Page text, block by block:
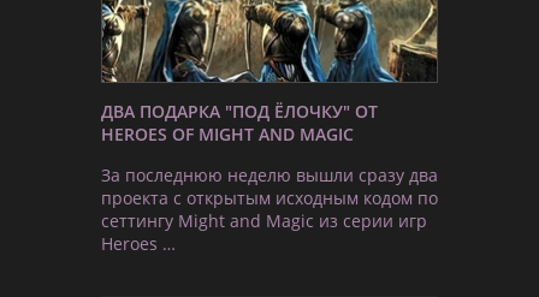
ДВА ПОДАРКА "ПОД ЁЛОЧКУ" ОТ
HEROES OF MIGHT AND MAGIC
За последнюю неделю вышли сразу два
проекта с открытым исходным кодом по
сеттингу Might and Magic из серии игр
Heroes …